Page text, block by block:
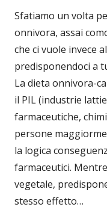
Sfatiamo un volta
onnivora, assai
che ci vuole invece
predisponendoci a
La dieta onnivora-
il PIL (industrie
farmaceutiche,
persone
la logica
farmaceutici.
vegetale,
stesso effetto…